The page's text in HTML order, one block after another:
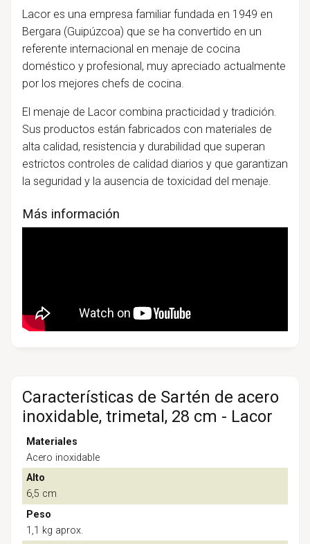
Lacor es una empresa familiar fundada en 1949 en
Bergara (Guipúzcoa) que se ha convertido en un
referente internacional en menaje de cocina
doméstico y profesional, muy apreciado actualmente
por los mejores chefs de cocina.
El menaje de Lacor combina practicidad y tradición.
Sus productos están fabricados con materiales de
alta calidad, resistencia y durabilidad que superan
estrictos controles de calidad diarios y que garantizan
la seguridad y la ausencia de toxicidad del menaje.
Más información
Características de Sartén de acero
inoxidable, trimetal, 28 cm - Lacor
Materiales
Acero inoxidable
Alto
6,5 cm
Peso
1,1 kg aprox.